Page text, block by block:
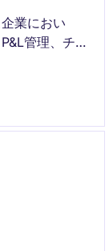
業におい
管理、チー
験型マーケ
実行までを